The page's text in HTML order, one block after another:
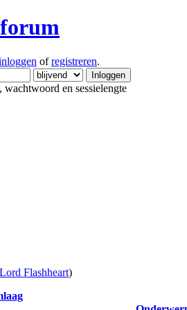
ofregistreren.
en sessielengte
Lord Flashheart)